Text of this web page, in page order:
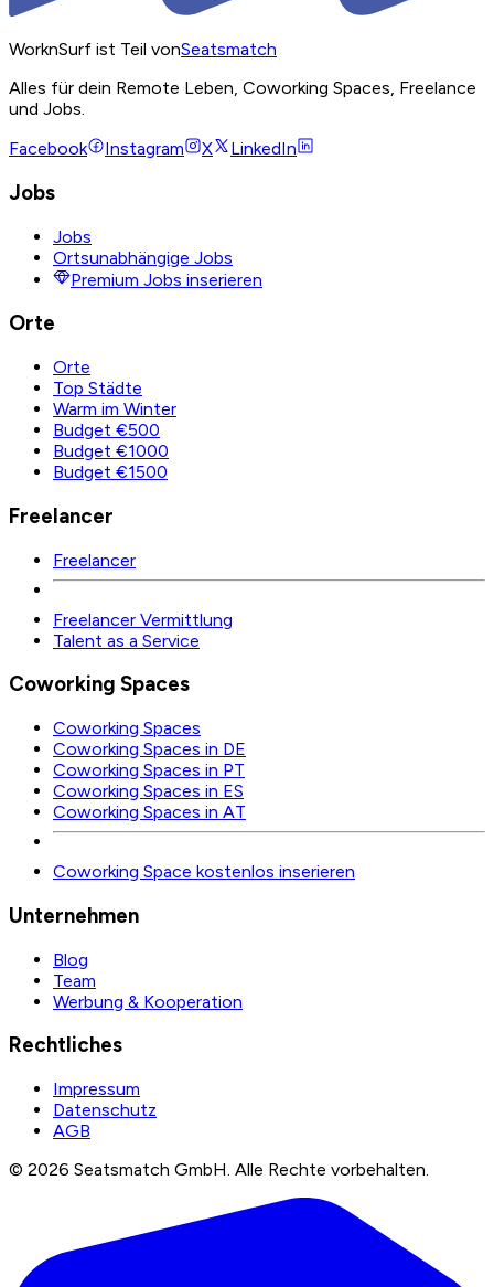
WorknSurf ist Teil vonSeatsmatch
Alles für dein Remote Leben, Coworking Spaces, Freelance
und Jobs.
Facebook
Instagram X LinkedIn
Jobs
Jobs
Ortsunabhängige Jobs
Premium Jobs inserieren
Orte
Orte
Top Städte
Warm im Winter
Budget €500
Budget €1000
Budget €1500
Freelancer
Freelancer
Freelancer Vermittlung
Talent as a Service
Coworking Spaces
Coworking Spaces
Coworking Spaces in DE
Coworking Spaces in PT
Coworking Spaces in ES
Coworking Spaces in AT
Coworking Space kostenlos inserieren
Unternehmen
Blog
Team
Werbung & Kooperation
Rechtliches
Impressum
Datenschutz
AGB
© 2026 Seatsmatch GmbH. Alle Rechte vorbehalten.